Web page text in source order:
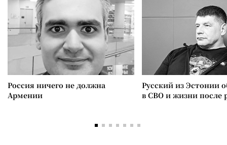
Россия ничего не должна
Армении
Русский из Эстонии
в СВО и жизни после